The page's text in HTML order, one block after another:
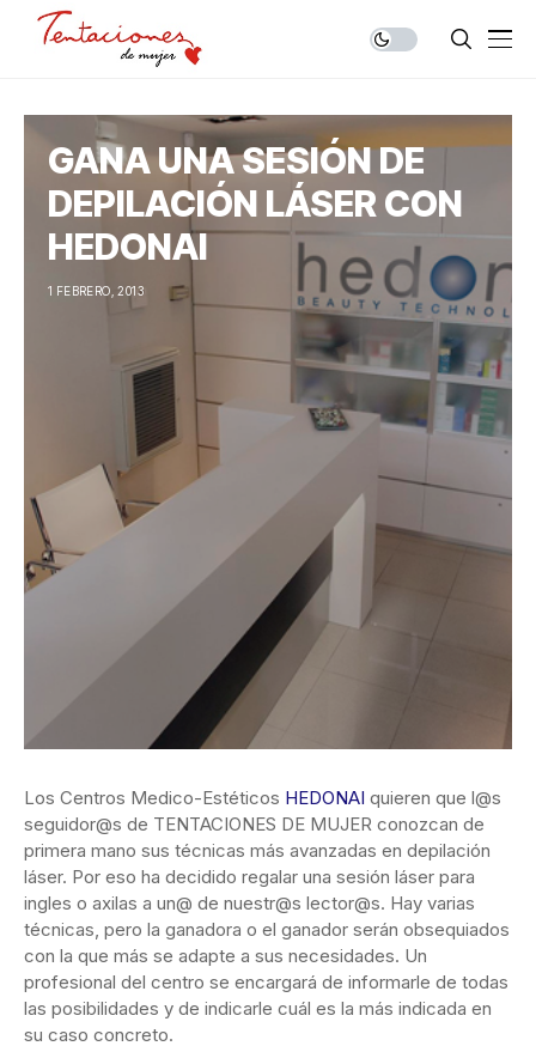
GANA UNA SESIÓN DE
DEPILACIÓN LÁSER CON
HEDONAI
1 FEBRERO, 2013
Los Centros Medico-Estéticos HEDONAI quieren que l@s
seguidor@s de TENTACIONES DE MUJER conozcan de
primera mano sus técnicas más avanzadas en depilación
láser. Por eso ha decidido regalar una sesión láser para
ingles o axilas a un@ de nuestr@s lector@s. Hay varias
técnicas, pero la ganadora o el ganador serán obsequiados
con la que más se adapte a sus necesidades. Un
profesional del centro se encargará de informarle de todas
las posibilidades y de indicarle cuál es la más indicada en
su caso concreto.